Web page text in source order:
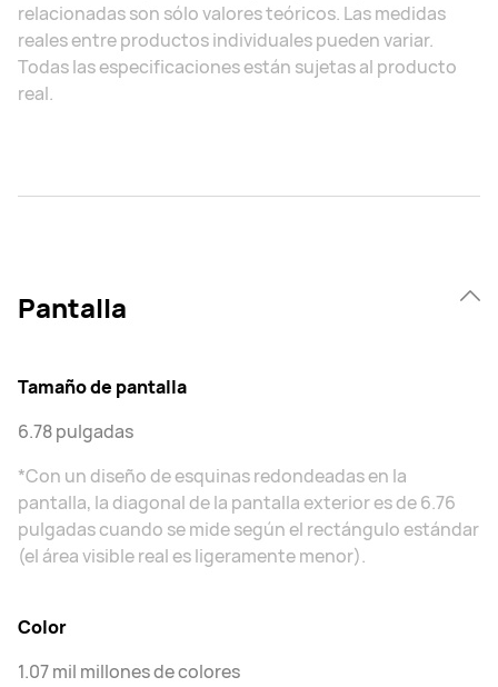
relacionadas son sólo valores teóricos. Las medidas
reales entre productos individuales pueden variar.
Todas las especificaciones están sujetas al producto
real.
Pantalla
Tamaño de pantalla
6.78 pulgadas
*Con un diseño de esquinas redondeadas en la
pantalla, la diagonal de la pantalla exterior es de 6.76
pulgadas cuando se mide según el rectángulo estándar
(el área visible real es ligeramente menor).
Color
1.07 mil millones de colores